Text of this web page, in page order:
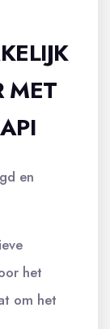
MET
en
het
om het